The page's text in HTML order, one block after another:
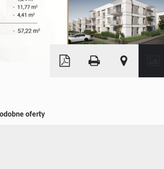
©OpenStreetMap
oferty